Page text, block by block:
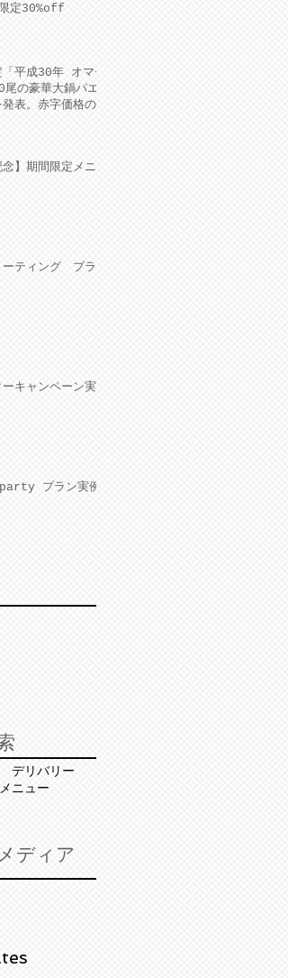
定30%off
平成30年 オマー
尾の豪華大鍋パエ
発表。赤字価格の
念】期間限定メニ
ーティング プラ
ーキャンペーン実
プラン実例
デリバリー
ニュー
ディア